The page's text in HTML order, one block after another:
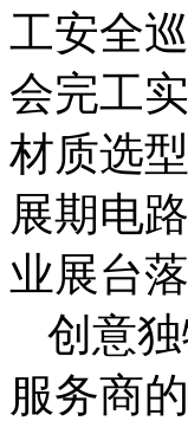
工安全
会完工
材质选
展期电
业展台
创意
服务商